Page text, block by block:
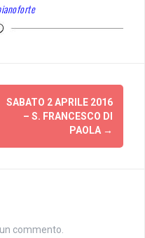
SABATO 2 APRILE 2016
– S. FRANCESCO DI
PAOLA →
commento.